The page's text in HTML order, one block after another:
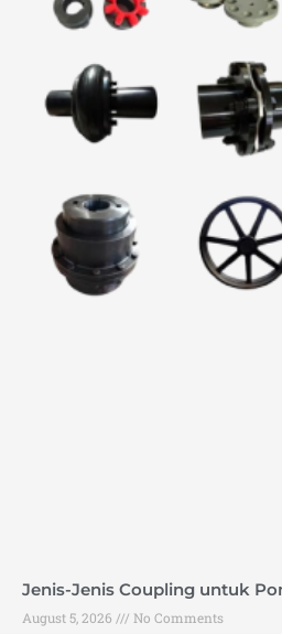
Jenis-Jenis Coupling untuk
August 5, 2026
No Comments